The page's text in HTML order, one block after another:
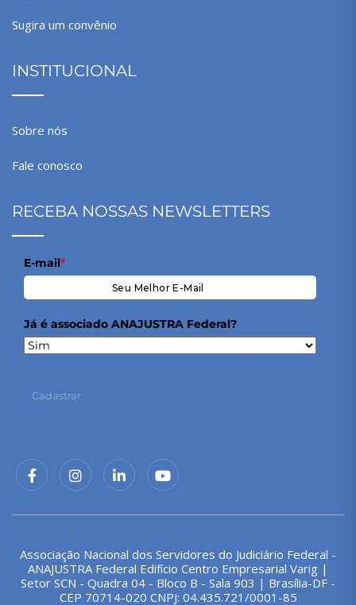
Sugira um convênio
INSTITUCIONAL
Sobre nós
Fale conosco
RECEBA NOSSAS NEWSLETTERS
E-mail*
Já é associado ANAJUSTRA Federal?
Cadastrar
Associação Nacional dos Servidores do Judiciário Federal -
ANAJUSTRA Federal Edifício Centro Empresarial Varig |
Setor SCN - Quadra 04 - Bloco B - Sala 903 | Brasília-DF -
CEP 70714-020 CNPJ: 04.435.721/0001-85